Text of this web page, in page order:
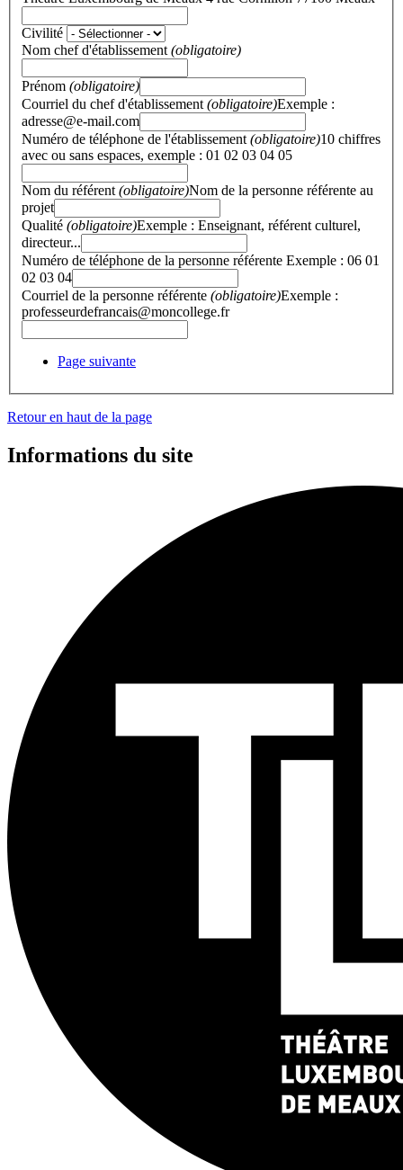
Civilité
Nom chef d'établissement(obligatoire)
Prénom (obligatoire)
Courriel du chef d'établissement(obligatoire)Exemple :
adresse@e-mail.com
Numéro de téléphone de l'établissement(obligatoire)10 chiffres
avec ou sans espaces, exemple : 01 02 03 04 05
Nom du référent(obligatoire)Nom de la personne référente au
projet
Qualité (obligatoire)Exemple : Enseignant, référent culturel,
directeur...
Numéro de téléphone de la personne référente Exemple : 06 01
02 03 04
Courriel de la personne référente (obligatoire)Exemple :
professeurdefrancais@moncollege.fr
Page suivante
Retour en haut de la page
Informations du site